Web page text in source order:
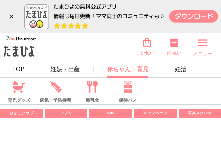
×
TOP 妊娠・出産 赤ちゃん・育児 妊活
SHOP 内祝い メニュー
育児グッズ 病気・予防接種 離乳食 優待パス
ひよこクラブ アプリ SNS キャンペーン 写真スタジオ